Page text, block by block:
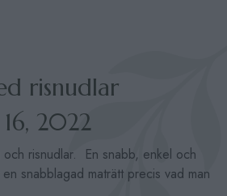
risnudlar
2022
och risnudlar. En snabb, enkel och
snabblagad maträtt precis vad man